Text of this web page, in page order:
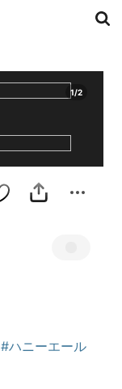
1/2
#ハニーエール